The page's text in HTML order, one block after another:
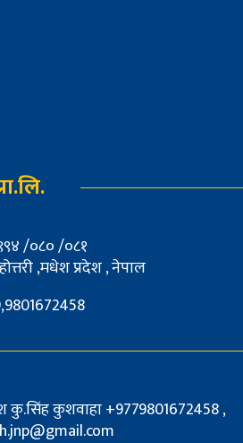
/०८० /०८१
,मधेश प्रदेश , नेपाल
कुशवाहा +9779801672458 ,